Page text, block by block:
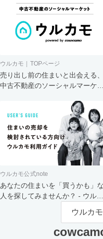
ウルカモ｜TOPページ
売り出し前の住まいと出会える、
中古不動産のソーシャルマーケッ
ウルカモ公式note
あなたの住まいを「買うかも」な
人を探してみませんか？ - ウルカ
ウルカ